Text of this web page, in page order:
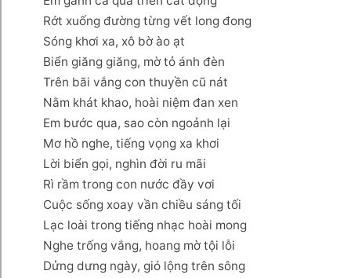
Rớt xuống đường từng vết long đong
Sóng khơi xa, xô bờ ào ạt
Biển giăng giăng, mờ tỏ ánh đèn
Trên bãi vắng con thuyền cũ nát
Nằm khát khao, hoài niệm đan xen
Em bước qua, sao còn ngoảnh lại
Mơ hồ nghe, tiếng vọng xa khơi
Lời biển gọi, nghìn đời ru mãi
Rì rầm trong con nước đầy vơi
Cuộc sống xoay vần chiều sáng tối
Lạc loài trong tiếng nhạc hoài mong
Nghe trống vắng, hoang mờ tội lỗi
Dửng dưng ngày, gió lộng trên sông